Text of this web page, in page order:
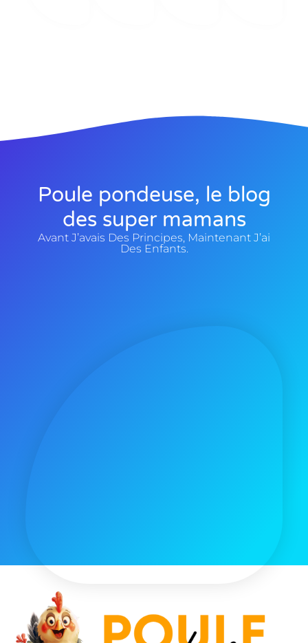
Poule pondeuse, le blog
des super mamans
Avant J’avais Des Principes, Maintenant J’ai
Des Enfants.